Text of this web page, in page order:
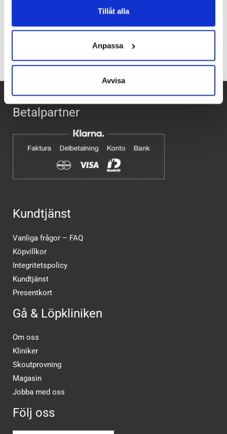
Tillåt alla
Anpassa
Avvisa
Recensioner
Betalpartner
Kundtjänst
Vanliga frågor – FAQ
Köpvillkor
Integritetspolicy
Kundtjänst
Presentkort
Gå & Löpkliniken
Om oss
Kliniker
Skoutprovning
Magasin
Jobba med oss
Följ oss